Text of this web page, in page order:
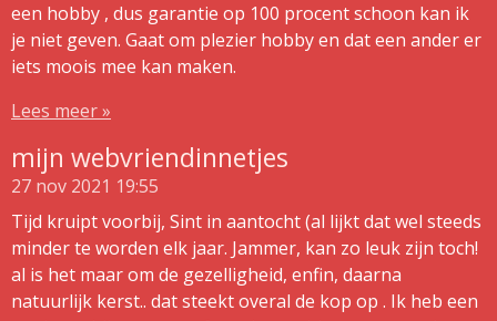
een hobby , dus garantie op 100 procent schoon kan ik
je niet geven. Gaat om plezier hobby en dat een ander er
iets moois mee kan maken.
Lees meer »
mijn webvriendinnetjes
27 nov 2021 19:55
Tijd kruipt voorbij, Sint in aantocht (al lijkt dat wel steeds
minder te worden elk jaar. Jammer, kan zo leuk zijn toch!
al is het maar om de gezelligheid, enfin, daarna
natuurlijk kerst.. dat steekt overal de kop op . Ik heb een